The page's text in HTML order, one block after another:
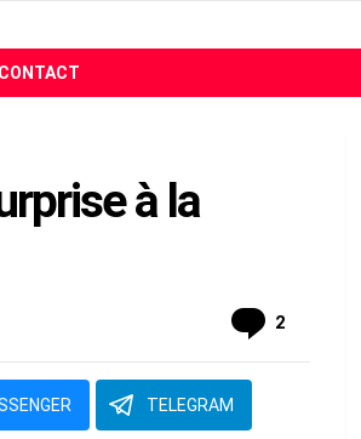
CONTACT
à la
2
TELEGRAM